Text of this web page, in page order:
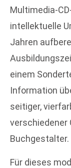
Multimedia-
intellektuelle
Jahren
einem
Information
seitiger,
verschiedener
Buchgestalter.
Für dieses